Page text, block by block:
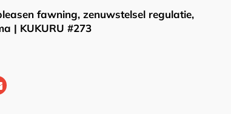
fawning, zenuwstelsel regulatie,
| KUKURU #273